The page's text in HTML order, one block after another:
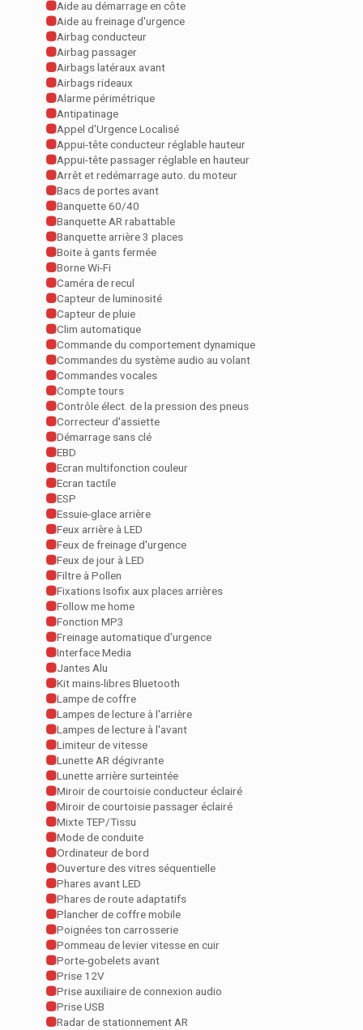
Aide au démarrage en côte
Aide au freinage d'urgence
Airbag conducteur
Airbag passager
Airbags latéraux avant
Airbags rideaux
Alarme périmétrique
Antipatinage
Appel d'Urgence Localisé
Appui-tête conducteur réglable hauteur
Appui-tête passager réglable en hauteur
Arrêt et redémarrage auto. du moteur
Bacs de portes avant
Banquette 60/40
Banquette AR rabattable
Banquette arrière 3 places
Boite à gants fermée
Borne Wi-Fi
Caméra de recul
Capteur de luminosité
Capteur de pluie
Clim automatique
Commande du comportement dynamique
Commandes du système audio au volant
Commandes vocales
Compte tours
Contrôle élect. de la pression des pneus
Correcteur d'assiette
Démarrage sans clé
EBD
Ecran multifonction couleur
Ecran tactile
ESP
Essuie-glace arrière
Feux arrière à LED
Feux de freinage d'urgence
Feux de jour à LED
Filtre à Pollen
Fixations Isofix aux places arrières
Follow me home
Fonction MP3
Freinage automatique d'urgence
Interface Media
Jantes Alu
Kit mains-libres Bluetooth
Lampe de coffre
Lampes de lecture à l'arrière
Lampes de lecture à l'avant
Limiteur de vitesse
Lunette AR dégivrante
Lunette arrière surteintée
Miroir de courtoisie conducteur éclairé
Miroir de courtoisie passager éclairé
Mixte TEP/Tissu
Mode de conduite
Ordinateur de bord
Ouverture des vitres séquentielle
Phares avant LED
Phares de route adaptatifs
Plancher de coffre mobile
Poignées ton carrosserie
Pommeau de levier vitesse en cuir
Porte-gobelets avant
Prise 12V
Prise auxiliaire de connexion audio
Prise USB
Radar de stationnement AR